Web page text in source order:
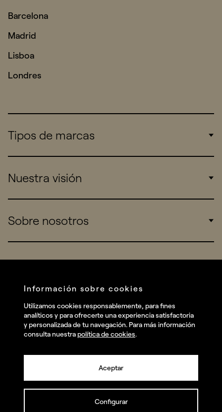
Barcelona
Madrid
Lisboa
Londres
Tipos de marcas
Consumers
Startups
Nuestra visión
Work
Sobre nosotros
Talent
Contact
Instagram
Facebook
© summa.es Todos los derechos reservados.
Información sobre cookies
Utilizamos cookies responsablemente, para fines
analíticos y para ofrecerte una experiencia satisfactoria
y personalizada de tu navegación. Para más información
consulta nuestra política de cookies.
Aceptar
Configurar